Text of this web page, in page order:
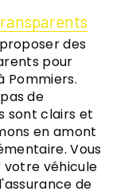
des
pour
Pommiers.
de
sont clairs et
en amont
Vous
votre véhicule
de